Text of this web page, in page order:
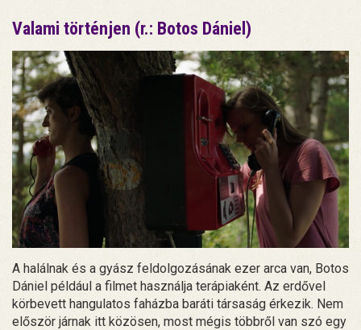
Valami történjen (r.: Botos Dániel)
A halálnak és a gyász feldolgozásának ezer arca van, Botos
Dániel például a filmet használja terápiaként. Az erdővel
körbevett hangulatos faházba baráti társaság érkezik. Nem
először járnak itt közösen, most mégis többről van szó egy